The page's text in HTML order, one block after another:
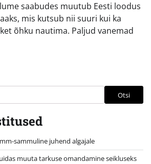
saabudes muutub Eesti loodus
mis kutsub nii suuri kui ka
õhku nautima. Paljud vanemad
Otsi
sammuline juhend algajale
muuta tarkuse omandamine seikluseks